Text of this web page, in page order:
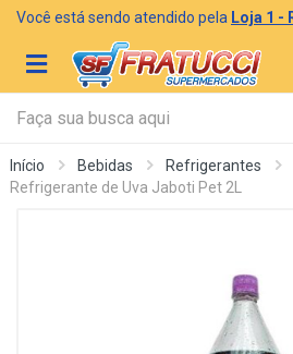
Você está sendo atendido pela Loja 1 -
Início Bebidas
Refrigerantes
Refrigerante de Uva Jaboti Pet 2L